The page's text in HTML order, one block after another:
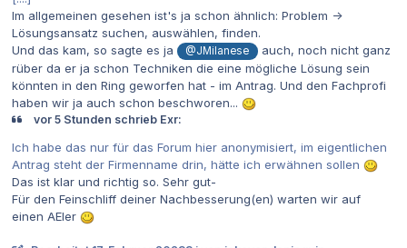
Im allgemeinen gesehen ist's ja schon ähnlich: Problem ->
Lösungsansatz suchen, auswählen, finden.
Und das kam, so sagte es ja
@JMilanese
auch, noch nicht ganz
rüber da er ja schon Techniken die eine mögliche Lösung sein
könnten in den Ring geworfen hat - im Antrag. Und den Fachprofi
haben wir ja auch schon beschworen...
vor 5 Stunden schrieb Exr:
Ich habe das nur für das Forum hier anonymisiert, im eigentlichen
Antrag steht der Firmenname drin, hätte ich erwähnen sollen
Das ist klar und richtig so. Sehr gut-
Für den Feinschliff deiner Nachbesserung(en) warten wir auf
einen AEler